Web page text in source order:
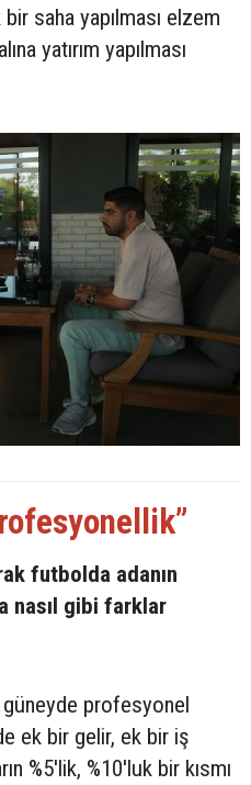
saha yapılması elzem
yatırım yapılması
futbolda adanın
nasıl gibi farklar
güneyde profesyonel
ek bir gelir, ek bir iş
%5'lik, %10'luk bir kısmı